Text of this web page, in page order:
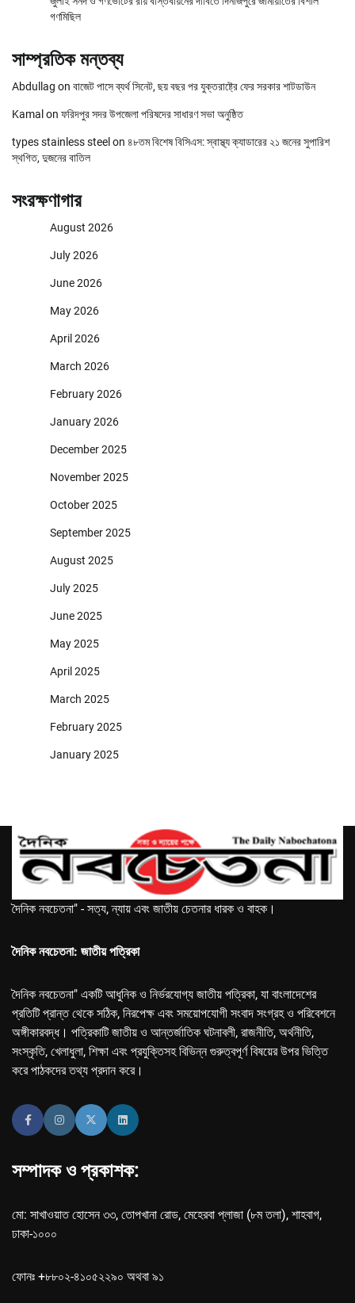
গণমিছিল
সাম্প্রতিক মন্তব্য
Abdullag on বাজেট পাসে ব্যর্থ সিনেট, ছয় বছর পর যুক্তরাষ্ট্রে ফের সরকার শাটডাউন
Kamalon ফরিদপুর সদর উপজেলা পরিষদের সাধারণ সভা অনুষ্ঠিত
types stainless steelon ৪৮তম বিশেষ বিসিএস: স্বাস্থ্য ক্যাডারের ২১ জনের সুপারিশ
স্থগিত, দুজনের বাতিল
সংরক্ষণাগার
August 2026
July 2026
June 2026
May 2026
April 2026
March 2026
February 2026
January 2026
December 2025
November 2025
October 2025
September 2025
August 2025
July 2025
June 2025
May 2025
April 2025
March 2025
February 2025
January 2025
দৈনিক নবচেতনা" - সত্য, ন্যায় এবং জাতীয় চেতনার ধারক ও বাহক।
দৈনিক নবচেতনা: জাতীয় পত্রিকা
দৈনিক নবচেতনা" একটি আধুনিক ও নির্ভরযোগ্য জাতীয় পত্রিকা, যা বাংলাদেশের
প্রতিটি প্রান্ত থেকে সঠিক, নিরপেক্ষ এবং সময়োপযোগী সংবাদ সংগ্রহ ও পরিবেশনে
অঙ্গীকারবদ্ধ। পত্রিকাটি জাতীয় ও আন্তর্জাতিক ঘটনাবলী, রাজনীতি, অর্থনীতি,
সংস্কৃতি, খেলাধুলা, শিক্ষা এবং প্রযুক্তিসহ বিভিন্ন গুরুত্বপূর্ণ বিষয়ের উপর ভিত্তি
করে পাঠকদের তথ্য প্রদান করে।
সম্পাদক ও প্রকাশক:
মো: সাখাওয়াত হোসেন ৩৩, তোপখানা রোড, মেহেরবা প্লাজা (৮ম তলা), শাহবাগ,
ঢাকা-১০০০
ফোনঃ +৮৮০২-৪১০৫২২৯০ অথবা ৯১